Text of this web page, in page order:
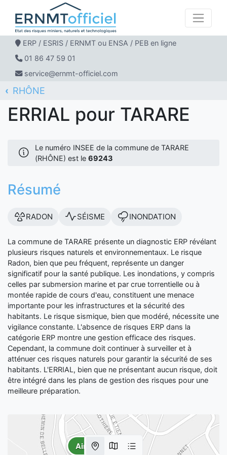
ERP / ESRIS / ERNMT ou ENSA / PEB en ligne
01 86 47 59 01
service@ernmt-officiel.com
ERNMT Officiel
ERRIAL
RHÔNE
TARARE
ERRIAL pour TARARE
Le numéro INSEE de la commune de TARARE
(RHÔNE) est le 69243
Résumé
RADON SÉISME INONDATION
La commune de TARARE présente un diagnostic ERP révélant
plusieurs risques naturels et environnementaux. Le risque
Radon, bien que peu fréquent, représente un danger
significatif pour la santé publique. Les inondations, y compris
celles par submersion marine et par crue torrentielle ou à
montée rapide de cours d'eau, constituent une menace
importante pour les infrastructures et la sécurité des
habitants. Le risque sismique, bien que modéré, nécessite une
vigilance constante. L'absence de risques ERP dans la
catégorie ERP montre une gestion efficace des risques.
Cependant, la commune doit continuer à surveiller et à
atténuer ces risques naturels pour garantir la sécurité de ses
habitants. L'ERRIAL, bien que ne présentant aucun risque, doit
être intégré dans les plans de gestion des risques pour une
meilleure préparation.
Aire de jeux